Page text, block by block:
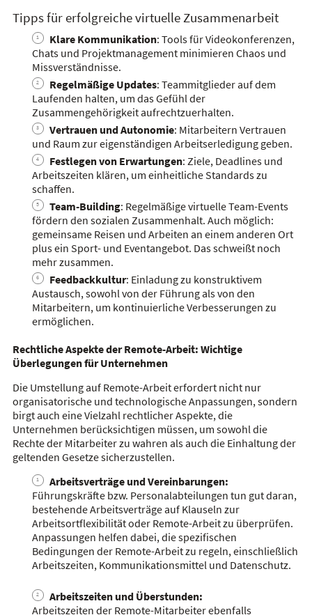
Tipps für erfolgreiche virtuelle Zusammenarbeit
Klare Kommunikation: Tools für Videokonferenzen,
Chats und Projektmanagement minimieren Chaos und
Missverständnisse.
Regelmäßige Updates: Teammitglieder auf dem
Laufenden halten, um das Gefühl der
Zusammengehörigkeit aufrechtzuerhalten.
Vertrauen und Autonomie: Mitarbeitern Vertrauen
und Raum zur eigenständigen Arbeitserledigung geben.
Festlegen von Erwartungen: Ziele, Deadlines und
Arbeitszeiten klären, um einheitliche Standards zu
schaffen.
Team-Building: Regelmäßige virtuelle Team-Events
fördern den sozialen Zusammenhalt. Auch möglich:
gemeinsame Reisen und Arbeiten an einem anderen Ort
plus ein Sport- und Eventangebot. Das schweißt noch
mehr zusammen.
Feedbackkultur: Einladung zu konstruktivem
Austausch, sowohl von der Führung als von den
Mitarbeitern, um kontinuierliche Verbesserungen zu
ermöglichen.
Rechtliche Aspekte der Remote-Arbeit: Wichtige
Überlegungen für Unternehmen
Die Umstellung auf Remote-Arbeit erfordert nicht nur
organisatorische und technologische Anpassungen, sondern
birgt auch eine Vielzahl rechtlicher Aspekte, die
Unternehmen berücksichtigen müssen, um sowohl die
Rechte der Mitarbeiter zu wahren als auch die Einhaltung der
geltenden Gesetze sicherzustellen.
Arbeitsverträge und Vereinbarungen:
Führungskräfte bzw. Personalabteilungen tun gut daran,
bestehende Arbeitsverträge auf Klauseln zur
Arbeitsortflexibilität oder Remote-Arbeit zu überprüfen.
Anpassungen helfen dabei, die spezifischen
Bedingungen der Remote-Arbeit zu regeln, einschließlich
Arbeitszeiten, Kommunikationsmittel und Datenschutz.
Arbeitszeiten und Überstunden:
Arbeitszeiten der Remote-Mitarbeiter ebenfalls